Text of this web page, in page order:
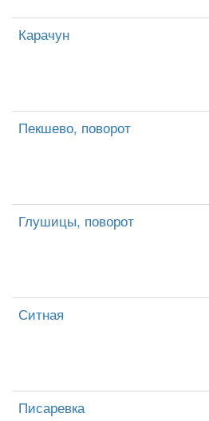
Карачун
Пекшево, поворот
Глушицы, поворот
Ситная
Писаревка